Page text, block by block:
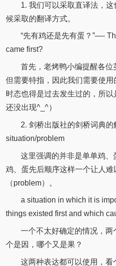
1. 我们可以采取直译法，
候采取的翻译方式。
“先有鸡还是先有蛋？”—-
came first?
首先，老烤鸭小编提醒各
但需要特指，因此我们需要使用
时态也得是过去发生过的，所
还没出现^_^）
2. 剑桥出版社的剑桥词典
situation/problem
这里强调的并非是单单鸡
鸡、蛋先后顺序这样一个让人难
（problem）。
a situation in which it is
things existed first and which
一个不太好确定的情况，
个是因，哪个又是果？
这两种表达都可以使用，